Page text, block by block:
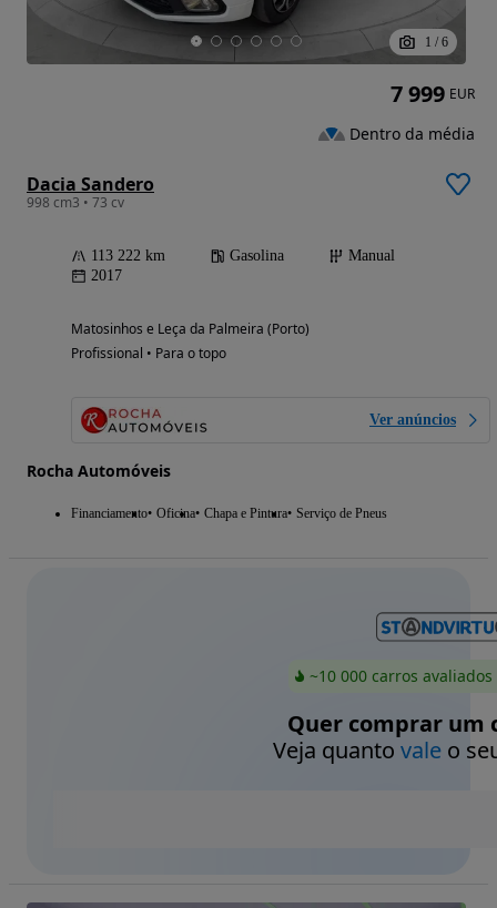
1 / 6
Dacia Sandero
998 cm3 • 73 cv
113 222 km Gasolina
Manual
2017
Matosinhos e Leça da Palmeira (Porto)
Profissional • Para o topo
Ver anúncios
Rocha Automóveis
Financiamento Oficina Chapa e Pintura Serviço de Pneus
7 999 EUR
Dentro da média
~10 000 carros
Quer comprar um
Veja quanto valeo